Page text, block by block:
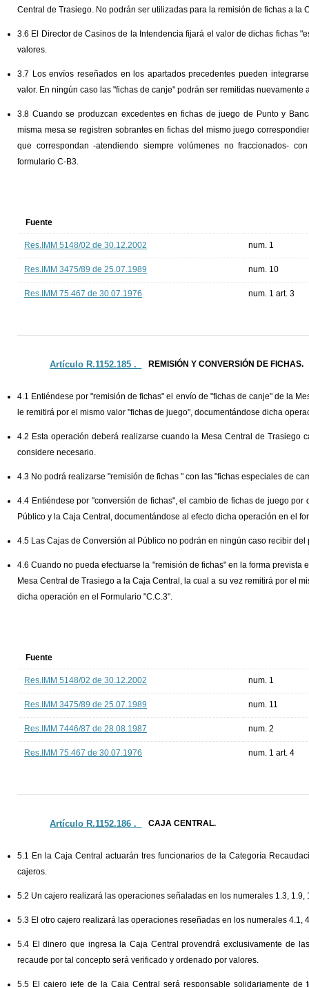
Central de Trasiego. No podrán ser utilizadas para la remisión de fichas a la
3.6 El Director de Casinos de la Intendencia fijará el valor de dichas fichas
valores.
3.7 Los envíos reseñados en los apartados precedentes pueden
valor. En ningún caso las "fichas de canje" podrán ser remitidas nuevamente
3.8 Cuando se produzcan excedentes en fichas de juego de Punto y
misma mesa se registren sobrantes en fichas del mismo juego
que correspondan -atendiendo siempre volúmenes no fraccionados-
formulario C-B3.
Fuente
Res.IMM 5148/02 de 30.12.2002 num. 1
Res.IMM 3475/89 de 25.07.1989 num. 10
Res.IMM 75.467 de 30.07.1976 num. 1 art. 3
Artículo R.1152.185 ._ REMISIÓN Y CONVERSIÓN DE FICHAS.
4.1 Entiéndese por "remisión de fichas" el envío de "fichas de canje" de la
le remitirá por el mismo valor "fichas de juego", documentándose dicha
4.2 Esta operación deberá realizarse cuando la Mesa Central de Trasiego
considere necesario.
4.3 No podrá realizarse "remisión de fichas " con las "fichas especiales de
4.4 Entiéndese por "conversión de fichas", el cambio de fichas de juego
Público y la Caja Central, documentándose al efecto dicha operación en el
4.5 Las Cajas de Conversión al Público no podrán en ningún caso recibir del
4.6 Cuando no pueda efectuarse la "remisión de fichas" en la forma
Mesa Central de Trasiego a la Caja Central, la cual a su vez remitirá por el
dicha operación en el Formulario "C.C.3".
Fuente
Res.IMM 5148/02 de 30.12.2002 num. 1
Res.IMM 3475/89 de 25.07.1989 num. 11
Res.IMM 7446/87 de 28.08.1987 num. 2
Res.IMM 75.467 de 30.07.1976 num. 1 art. 4
Artículo R.1152.186 ._ CAJA CENTRAL.
5.1 En la Caja Central actuarán tres funcionarios de la Categoría
cajeros.
5.2 Un cajero realizará las operaciones señaladas en los numerales 1.3, 1.9,
5.3 El otro cajero realizará las operaciones reseñadas en los numerales 4.1,
5.4 El dinero que ingresa la Caja Central provendrá exclusivamente de
recaude por tal concepto será verificado y ordenado por valores.
5.5 El cajero jefe de la Caja Central será responsable solidariamente